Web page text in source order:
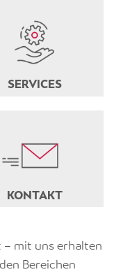
SERVICES
KONTAKT
– mit uns erhalten
Bereichen